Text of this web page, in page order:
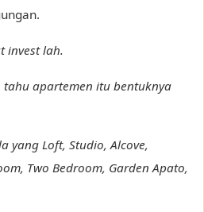
invest lah.
tahu apartemen itu bentuknya
yang Loft, Studio, Alcove,
Two Bedroom, Garden Apato,